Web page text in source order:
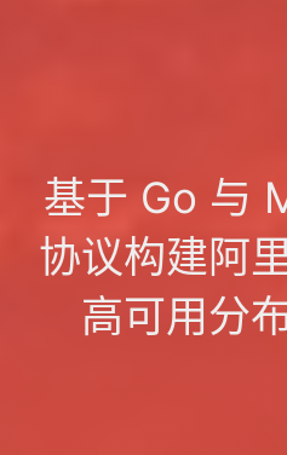
基于 Go 与
协议构建阿
高可用分